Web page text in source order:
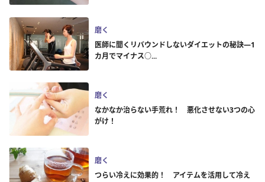
磨く
医師に聞くリバウンドしないダイエットの秘訣―1
カ月でマイナス○...
磨く
なかなか治らない手荒れ！ 悪化させない3つの心
がけ！
磨く
つらい冷えに効果的！ アイテムを活用して冷え